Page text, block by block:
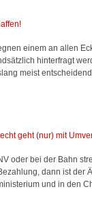
einem an allen
hinterfragt
meist
geht (nur) mit
oder bei der Bahn
dann ist der
und in den